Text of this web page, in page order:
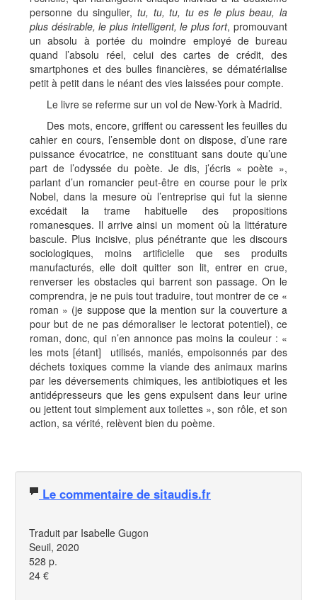
personne du singulier, tu, tu, tu, tu es le plus beau, la
plus désirable, le plus intelligent, le plus fort, promouvant
un absolu à portée du moindre employé de bureau
quand l’absolu réel, celui des cartes de crédit, des
smartphones et des bulles financières, se dématérialise
petit à petit dans le néant des vies laissées pour compte.
Le livre se referme sur un vol de New-York à Madrid.
Des mots, encore, griffent ou caressent les feuilles du
cahier en cours, l’ensemble dont on dispose, d’une rare
puissance évocatrice, ne constituant sans doute qu’une
part de l’odyssée du poète. Je dis, j’écris « poète »,
parlant d’un romancier peut-être en course pour le prix
Nobel, dans la mesure où l’entreprise qui fut la sienne
excédait la trame habituelle des propositions
romanesques. Il arrive ainsi un moment où la littérature
bascule. Plus incisive, plus pénétrante que les discours
sociologiques, moins artificielle que ses produits
manufacturés, elle doit quitter son lit, entrer en crue,
renverser les obstacles qui barrent son passage. On le
comprendra, je ne puis tout traduire, tout montrer de ce «
roman » (je suppose que la mention sur la couverture a
pour but de ne pas démoraliser le lectorat potentiel), ce
roman, donc, qui n’en annonce pas moins la couleur : «
les mots [étant] utilisés, maniés, empoisonnés par des
déchets toxiques comme la viande des animaux marins
par les déversements chimiques, les antibiotiques et les
antidépresseurs que les gens expulsent dans leur urine
ou jettent tout simplement aux toilettes », son rôle, et son
action, sa vérité, relèvent bien du poème.
Le commentaire de sitaudis.fr
Traduit par Isabelle Gugon
Seuil, 2020
528 p.
24 €